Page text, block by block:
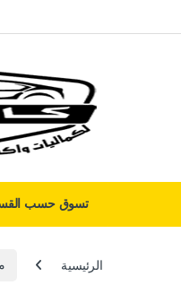
تسوق حسب
الرئيسية